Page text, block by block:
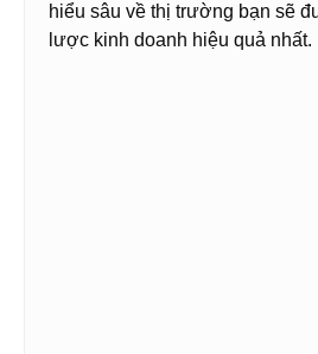
hiểu sâu về thị trường bạn sẽ
lược kinh doanh hiệu quả nhất.